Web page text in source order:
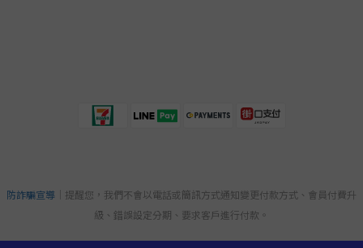
防詐騙宣導 ｜提醒您，我們不會以電話或簡訊方式通知變更付款方式、會員付費升
級、錯誤設定分期、要求客戶進行付款。